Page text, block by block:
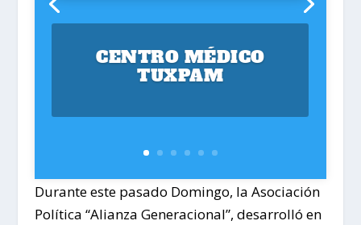
CENTRO MÉDICO
TUXPAM
Durante este pasado Domingo, la Asociación
Política “Alianza Generacional”, desarrolló en